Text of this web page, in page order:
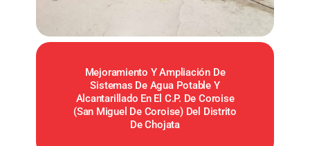
Mejoramiento Y Ampliación De
Sistemas De Agua Potable Y
Alcantarillado En El C.P. De Coroise
(San Miguel De Coroise) Del Distrito
De Chojata